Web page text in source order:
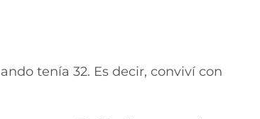
tenía 32. Es decir, conviví con